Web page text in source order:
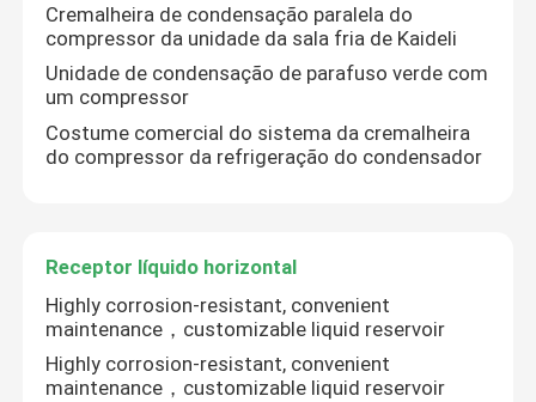
Cremalheira de condensação paralela do
compressor da unidade da sala fria de Kaideli
Unidade de condensação de parafuso verde com
um compressor
Costume comercial do sistema da cremalheira
do compressor da refrigeração do condensador
Receptor líquido horizontal
Highly corrosion-resistant, convenient
maintenance，customizable liquid reservoir
Highly corrosion-resistant, convenient
maintenance，customizable liquid reservoir